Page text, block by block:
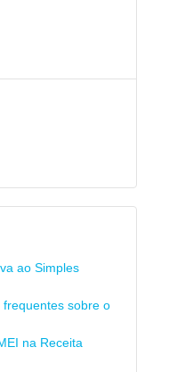
ao Simples
sobre o
na Receita